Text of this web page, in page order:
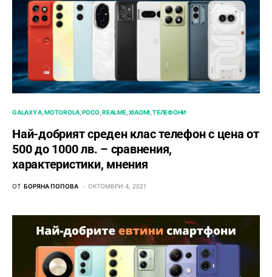
GALAXY A MOTOROLA POCO REALME XIAOMI ТЕЛЕФОНИ
Най-добрият среден клас телефон с цена от
500 до 1000 лв. – сравнения,
характеристики, мнения
ОТ БОРЯНА ПОПОВА ОКТОМВРИ 4, 2021